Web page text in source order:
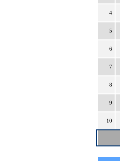
4
5
6
7
8
9
10